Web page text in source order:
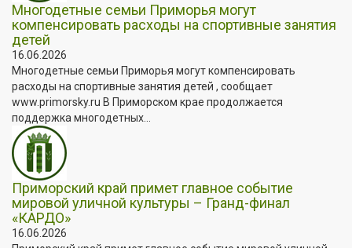
Многодетные семьи Приморья могут
компенсировать расходы на спортивные занятия
детей
16.06.2026
Многодетные семьи Приморья могут компенсировать
расходы на спортивные занятия детей , сообщает
www.primorsky.ru В Приморском крае продолжается
поддержка многодетных...
Приморский край примет главное событие
мировой уличной культуры – Гранд-финал
«КАРДО»
16.06.2026